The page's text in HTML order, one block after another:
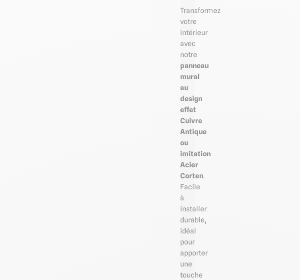
Transformez
votre
intérieur
avec
notre
panneau
mural
au
design
effet
Cuivre
Antique
ou
imitation
Acier
Corten.
Facile
à
installer
durable,
idéal
pour
apporter
une
touche